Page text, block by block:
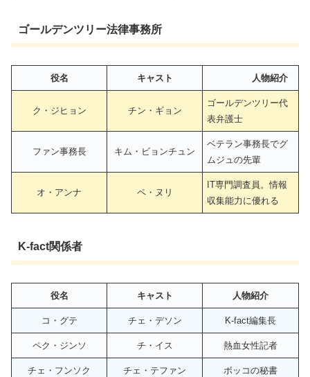
ゴールデンツリー法律事務所
役名 キャスト 人物紹介
ク・ジヒョン チン・ギョン
ゴールデンツリー代
表弁護士
ファン事務長 キム・ビョンチュン
ベテラン事務長でグ
ムジュの先輩
オ・アンナ ペ・ヌリ
IT専門調査員。情報
収集能力に優れる
K-fact関係者
役名 キャスト 人物紹介
コ・グテ チェ・デソン K-fact編集長
ペク・ジンソ チ・イス 熱血女性記者
チェ・フンソク チェ・テファン ボッコの秘書